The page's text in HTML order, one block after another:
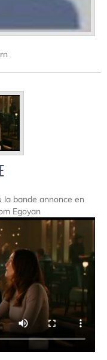
la bande annonce en
Egoyan